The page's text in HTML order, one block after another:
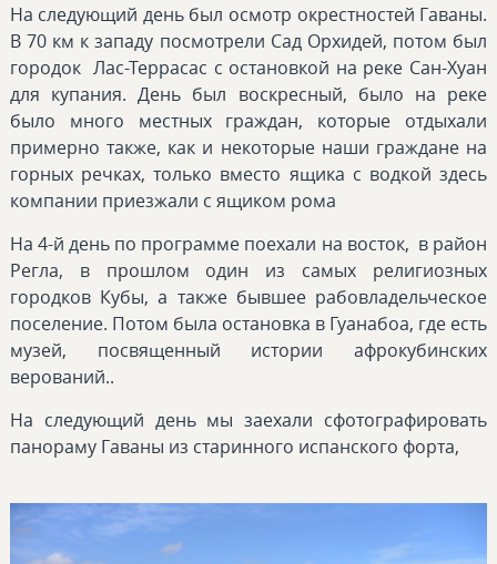
На следующий день был осмотр окрестностей Гаваны.
В 70 км к западу посмотрели Сад Орхидей, потом был
городок Лас-Террасас с остановкой на реке Сан-Хуан
для купания. День был воскресный, было на реке
было много местных граждан, которые отдыхали
примерно также, как и некоторые наши граждане на
горных речках, только вместо ящика с водкой здесь
компании приезжали с ящиком рома
На 4-й день по программе поехали на восток, в район
Регла, в прошлом один из самых религиозных
городков Кубы, а также бывшее рабовладельческое
поселение. Потом была остановка в Гуанабоа, где есть
музей, посвященный истории афрокубинских
верований..
На следующий день мы заехали сфотографировать
панораму Гаваны из старинного испанского форта,